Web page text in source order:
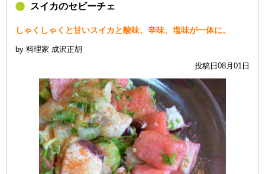
スイカのセビーチェ
しゃくしゃくと甘いスイカと酸味、辛味、塩味が一体に。
by 料理家 成沢正胡
投稿日08月01日